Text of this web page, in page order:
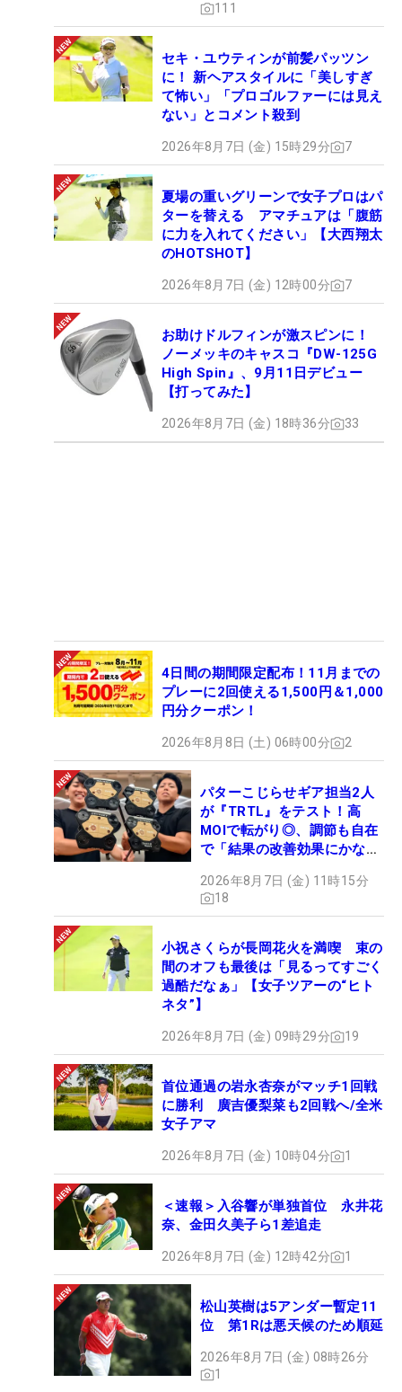
111
セキ・ユウティンが前髪パッツン
に！ 新ヘアスタイルに「美しすぎ
て怖い」「プロゴルファーには見え
ない」とコメント殺到
2026年8月7日 (金) 15時29分 7
夏場の重いグリーンで女子プロはパ
ターを替える アマチュアは「腹筋
に力を入れてください」【大西翔太
のHOTSHOT】
2026年8月7日 (金) 12時00分 7
お助けドルフィンが激スピンに！
ノーメッキのキャスコ『DW-125G
High Spin』、9月11日デビュー
【打ってみた】
2026年8月7日 (金) 18時36分 33
4日間の期間限定配布！11月までの
プレーに2回使える1,500円＆1,000
円分クーポン！
2026年8月8日 (土) 06時00分 2
パターこじらせギア担当2人
が『TRTL』をテスト！高
MOIで転がり◎、調節も自在
で「結果の改善効果にかなり
2026年8月7日 (金) 11時15分
18
小祝さくらが長岡花火を満喫 束の
間のオフも最後は「見るってすごく
過酷だなぁ」【女子ツアーの“ヒト
ネタ”】
2026年8月7日 (金) 09時29分 19
首位通過の岩永杏奈がマッチ1回戦
に勝利 廣吉優梨菜も2回戦へ/全米
女子アマ
2026年8月7日 (金) 10時04分 1
＜速報＞入谷響が単独首位 永井花
奈、金田久美子ら1差追走
2026年8月7日 (金) 12時42分 1
松山英樹は5アンダー暫定11
位 第1Rは悪天候のため順延
2026年8月7日 (金) 08時26分
1